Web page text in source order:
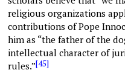
religious organizations
contributions of Pope
him as “the father of the
intellectual character of
rules.”[45]